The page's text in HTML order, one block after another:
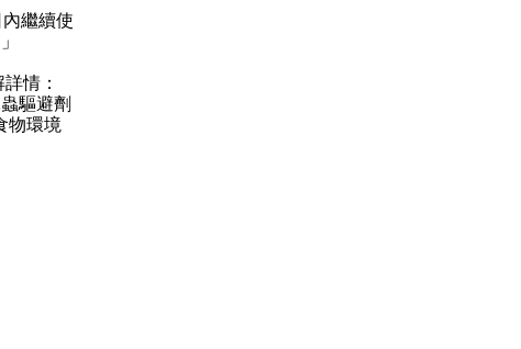
繼續使
情：
驅避劑
物環境